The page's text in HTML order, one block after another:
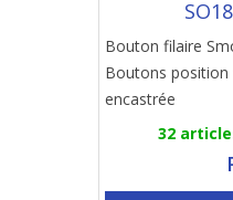
Bouton filaire
Boutons position
encastrée
32